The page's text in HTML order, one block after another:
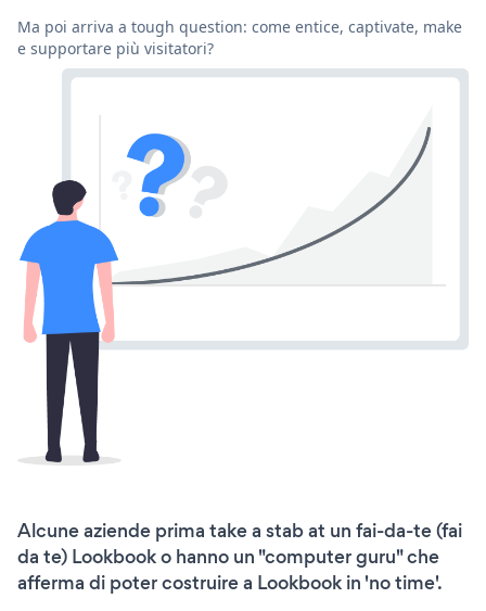
Ma poi arriva a tough question: come entice, captivate, make
e supportare più visitatori?
Alcune aziende prima take a stab at un fai-da-te (fai
da te) Lookbook o hanno un "computer guru" che
afferma di poter costruire a Lookbook in 'no time'.